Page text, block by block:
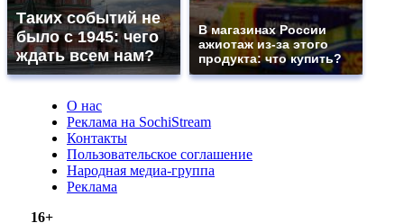
Таких событий не
было с 1945: чего
ждать всем нам?
В магазинах России
ажиотаж из-за этого
продукта: что купить?
О нас
Реклама на SochiStream
Контакты
Пользовательское соглашение
Народная медиа-группа
Реклама
16+